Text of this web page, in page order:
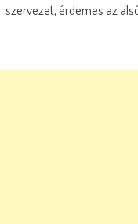
szervezet, érdemes az